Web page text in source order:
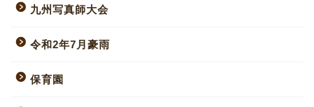
九州写真師大会
令和2年7月豪雨
保育園